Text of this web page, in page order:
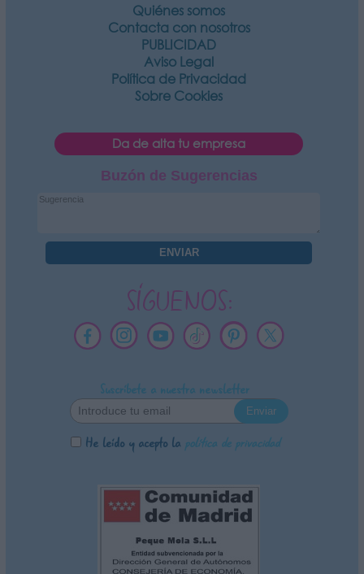
Quiénes somos
Contacta con nosotros
PUBLICIDAD
Aviso Legal
Política de Privacidad
Sobre Cookies
Da de alta tu empresa
Buzón de Sugerencias
SÍGUENOS:
Suscríbete a nuestra newsletter
He leído y acepto la política de privacidad